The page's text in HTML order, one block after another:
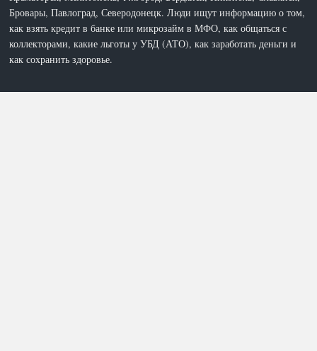
Бровары, Павлоград, Северодонецк. Люди ищут информацию о том,
как взять кредит в банке или микрозайм в МФО, как общаться с
коллекторами, какие льготы у УБД (АТО), как заработать деньги и
как сохранить здоровье.